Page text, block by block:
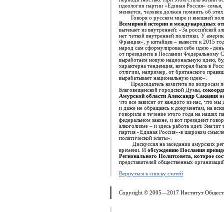
идеологии партии «Единая Россия»
меняется, человек должен помнить об
Говоря о русском мире и внешней
Всемирной истории и международных
вытекает из внутренней: «За российской
нет четкой внутренней политики. У
Франция», у китайцев – вывести к 2015
народ сам сформулировал себе идею
от президента в Послании Федеральному
выработаем новую национальную идею,
характерна тенденция, которая была в
отличии, например, от британского
вырабатывает национальную идею».
Председатель комитета по вопросам
Благовещенской городской Думы,
Амурской области Александр Сакания
что все зависит от каждого из нас, что мы
и даже не обращаясь к документам, на
говорили в течение этого года на наших
федеральном законе, и вот президент
алкоголизме – и здесь работа идет.
партия «Единая Россия»-в широком
политической элиты».
Дискуссия на заседании амурских
времени. И обсуждению Послания
Регионального Политсовета, которое
представителей общественных
Вернуться к списку статей
Copyright © 2005—2017 Институт